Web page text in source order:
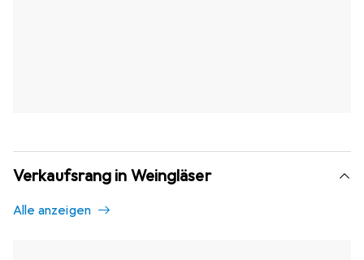
Verkaufsrang in Weingläser
Alle anzeigen